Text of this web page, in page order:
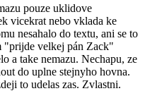
pouze uklidove
vicekrat nebo vklada ke
nesahalo do textu, ani se to
"prijde velkej pán Zack"
a take nemazu. Nechapu, ze
do uplne stejnyho hovna.
to udelas zas. Zvlastni.